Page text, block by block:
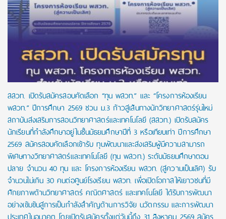
สสวท. เปิดรับสมัครสอบคัดเลือก “ทุน พสวท.” และ “โครงการห้องเรียน
พสวท.” ปีการศึกษา 2569 ชวน ม.3 ก้าวสู่เส้นทางนักวิทยาศาสตร์รุ่นใหม่
สถาบันส่งเสริมการสอนวิทยาศาสตร์และเทคโนโลยี (สสวท.) เปิดรับสมัคร
นักเรียนที่กำลังศึกษาอยู่ในชั้นมัธยมศึกษาปีที่ 3 หรือเทียบเท่า ปีการศึกษา
2569 สมัครสอบคัดเลือกเข้ารับ ทุนพัฒนาและส่งเสริมผู้มีความสามารถ
พิเศษทางวิทยาศาสตร์และเทคโนโลยี (ทุน พสวท.) ระดับมัธยมศึกษาตอน
ปลาย จำนวน 40 ทุน และ โครงการห้องเรียน พสวท. (สู่ความเป็นเลิศ) รับ
จำนวนไม่เกิน 30 คนต่อศูนย์โรงเรียน พสวท. เพื่อเปิดโอกาสให้เยาวชนที่มี
ศักยภาพด้านวิทยาศาสตร์ คณิตศาสตร์ และเทคโนโลยี ได้รับการพัฒนา
อย่างเข้มข้นสู่การเป็นกำลังสำคัญด้านการวิจัย นวัตกรรม และการพัฒนา